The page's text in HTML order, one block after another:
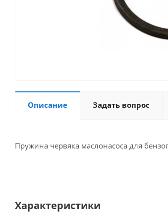
Описание Задать вопрос
Пружина червяка маслонасоса для
Характеристики